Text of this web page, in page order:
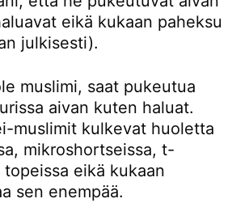
eikä kukaan paheksu
julkisesti).
muslimi, saat pukeutua
aivan kuten haluat.
muslimit kulkevat huoletta
mikroshortseissa, t-
topeissa eikä kukaan
sen enempää.